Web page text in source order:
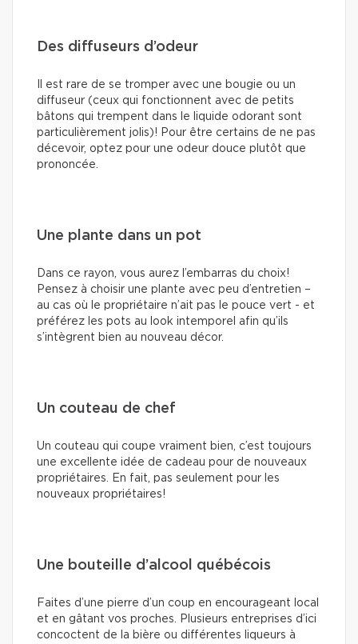
Des diffuseurs d’odeur
Il est rare de se tromper avec une bougie ou un
diffuseur (ceux qui fonctionnent avec de petits
bâtons qui trempent dans le liquide odorant sont
particulièrement jolis)! Pour être certains de ne pas
décevoir, optez pour une odeur douce plutôt que
prononcée.
Une plante dans un pot
Dans ce rayon, vous aurez l’embarras du choix!
Pensez à choisir une plante avec peu d’entretien –
au cas où le propriétaire n’ait pas le pouce vert - et
préférez les pots au look intemporel afin qu’ils
s’intègrent bien au nouveau décor.
Un couteau de chef
Un couteau qui coupe vraiment bien, c’est toujours
une excellente idée de cadeau pour de nouveaux
propriétaires. En fait, pas seulement pour les
nouveaux propriétaires!
Une bouteille d’alcool québécois
Faites d’une pierre d’un coup en encourageant local
et en gâtant vos proches. Plusieurs entreprises d’ici
concoctent de la bière ou différentes liqueurs à